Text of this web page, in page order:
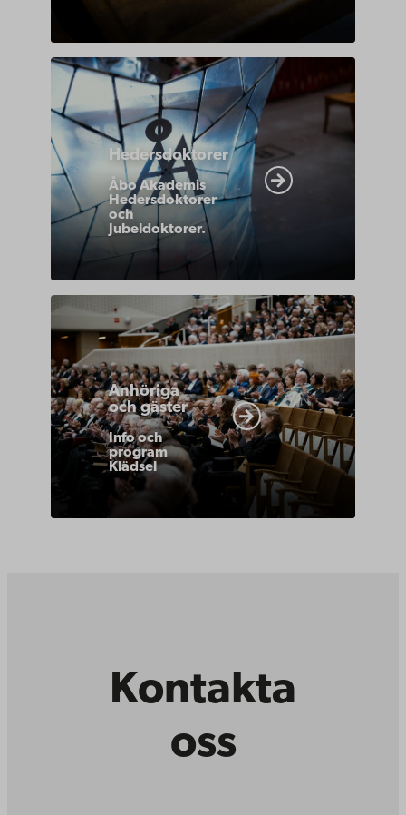
Hedersdoktorer
Åbo Akademis
Hedersdoktorer
och
Jubeldoktorer.
https://www.abo.fi/om-
abo-
akademi/akademiska-
traditioner/promotion/abo-
akademis-
hedersdoktorer/
Anhöriga
och gäster
Info och
program
Klädsel
https://www.abo.fi/om-
abo-
akademi/akademiska-
traditioner/promotion-
anhoriga-
gaster/
Kontakta
oss